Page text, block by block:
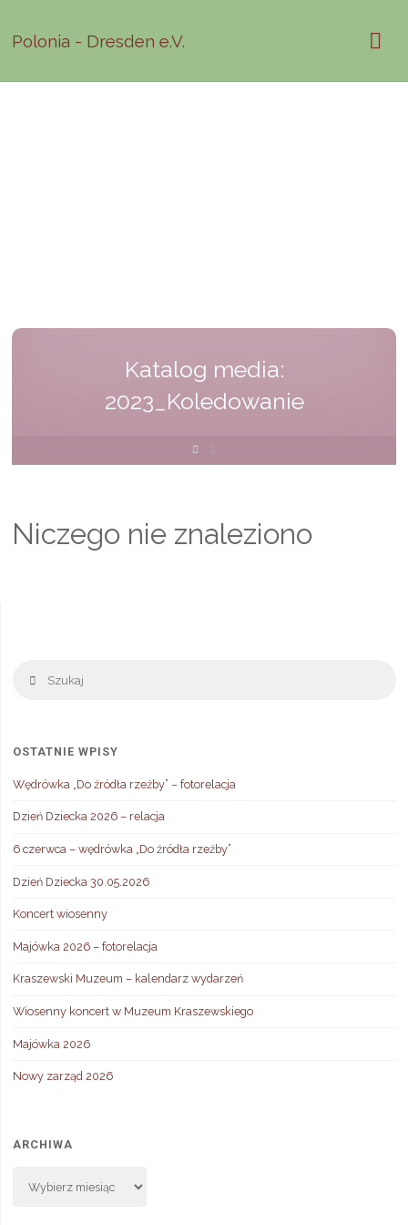
Polonia - Dresden e.V.
Katalog media:
2023_Koledowanie
Strona
główna
Niczego nie znaleziono
Szukaj
OSTATNIE WPISY
Wędrówka „Do źródła rzeźby” – fotorelacja
Dzień Dziecka 2026 – relacja
6 czerwca – wędrówka „Do źródła rzeźby”
Dzień Dziecka 30.05.2026
Koncert wiosenny
Majówka 2026 – fotorelacja
Kraszewski Muzeum – kalendarz wydarzeń
Wiosenny koncert w Muzeum Kraszewskiego
Majówka 2026
Nowy zarząd 2026
ARCHIWA